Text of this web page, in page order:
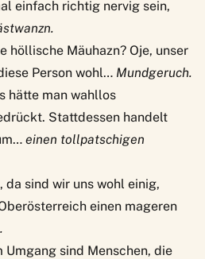
einfach richtig nervig sein,
höllische Mäuhazn? Oje, unser
Person wohl… Mundgeruch.
hätte man wahllos
Stattdessen handelt
einen tollpatschigen
sind wir uns wohl einig,
einen mageren
sind Menschen, die